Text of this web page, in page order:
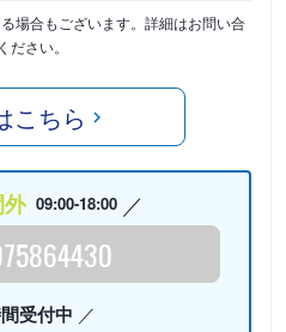
場合もございます。詳細はお問い合
ださい。
こちら
09:00-18:00
受付中